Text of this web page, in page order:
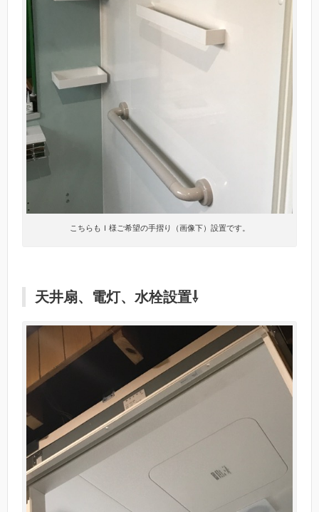
こちらもＩ様ご希望の手摺り（画像下）設置です。
天井扇、電灯、水栓設置⇩